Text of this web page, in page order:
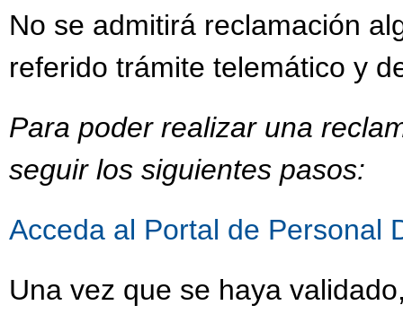
No se admitirá reclamación
referido trámite telemático y
Para poder realizar una
seguir los siguientes pasos:
Acceda al Portal de Personal
Una vez que se haya